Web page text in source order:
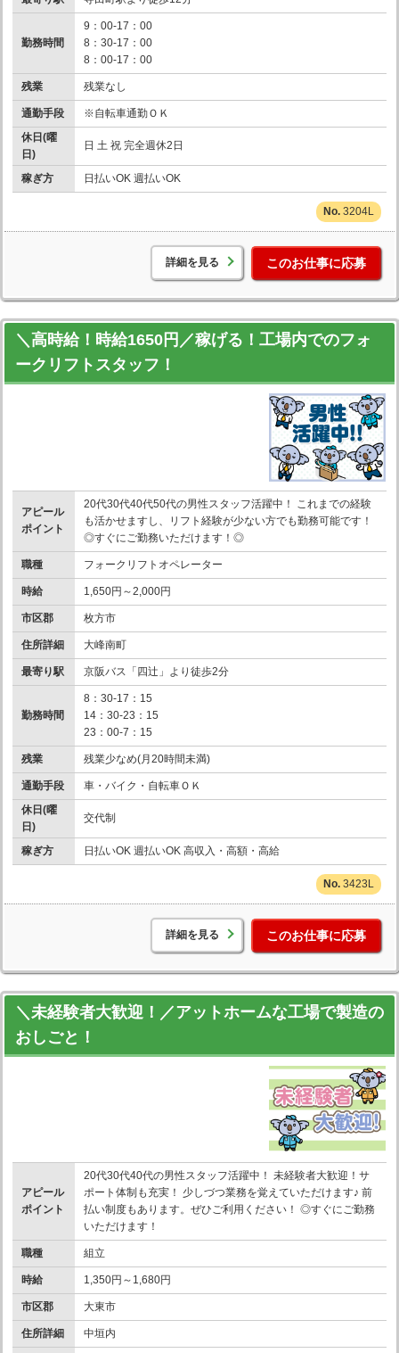
勤務時間
9：00-17：00
8：30-17：00
8：00-17：00
残業 残業なし
通勤手段
※自転車通勤ＯＫ
休日(曜
日)
日 土 祝 完全週休2日
稼ぎ方 日払いOK 週払いOK
3204L
詳細を見る このお仕事に応募
＼高時給！時給1650円／稼げる！工場内でのフォ
ークリフトスタッフ！
アピール
ポイント
20代30代40代50代の男性スタッフ活躍中！ これまでの経験
も活かせますし、リフト経験が少ない方でも勤務可能です！
◎すぐにご勤務いただけます！◎
職種 フォークリフトオペレーター
時給 1,650円～2,000円
市区郡 枚方市
住所詳細 大峰南町
最寄り駅 京阪バス「四辻」より徒歩2分
勤務時間
8：30-17：15
14：30-23：15
23：00-7：15
残業 残業少なめ(月20時間未満)
通勤手段
車・バイク・自転車ＯＫ
休日(曜
日)
交代制
稼ぎ方 日払いOK 週払いOK 高収入・高額・高給
3423L
詳細を見る このお仕事に応募
＼未経験者大歓迎！／アットホームな工場で製造の
おしごと！
アピール
ポイント
20代30代40代の男性スタッフ活躍中！ 未経験者大歓迎！サ
ポート体制も充実！ 少しづつ業務を覚えていただけます♪ 前
払い制度もあります。ぜひご利用ください！ ◎すぐにご勤務
いただけます！
職種 組立
時給 1,350円～1,680円
市区郡 大東市
住所詳細 中垣内